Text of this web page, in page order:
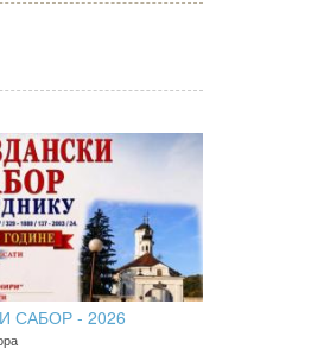
САБОР - 2026